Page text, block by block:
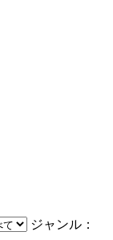
ジャンル：